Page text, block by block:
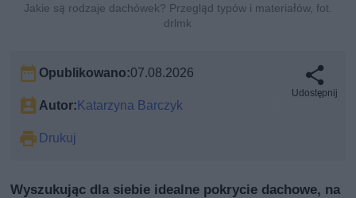
Jakie są rodzaje dachówek? Przegląd typów i materiałów, fot.
drlmk
Opublikowano:07.08.2026
Autor:Katarzyna Barczyk
Drukuj
Udostępnij
Wyszukując dla siebie idealne pokrycie dachowe, na